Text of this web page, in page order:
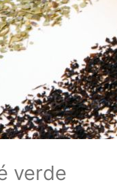
verde